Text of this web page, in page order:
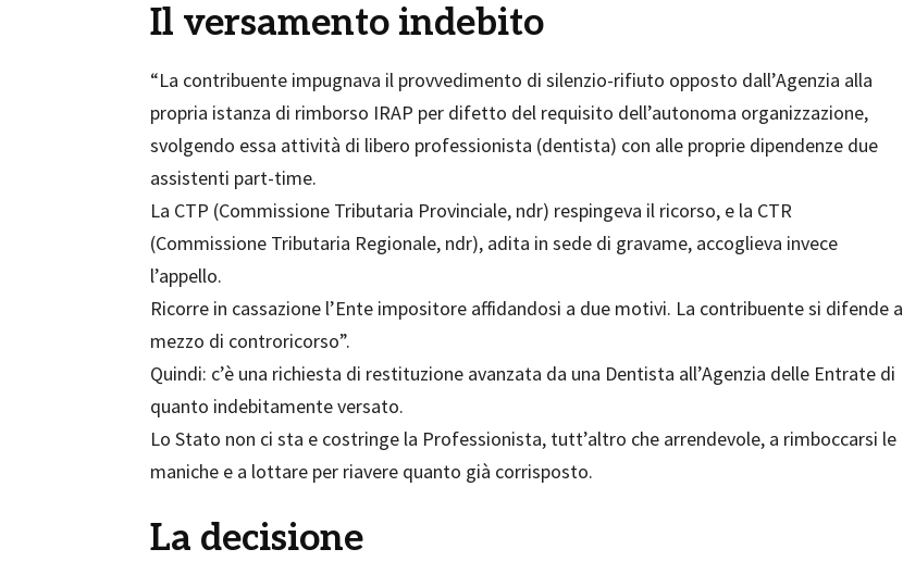
Il versamento indebito
“La contribuente impugnava il provvedimento di silenzio-rifiuto opposto dall’Agenzia alla
propria istanza di rimborso IRAP per difetto del requisito dell’autonoma organizzazione,
svolgendo essa attività di libero professionista (dentista) con alle proprie dipendenze due
assistenti part-time.
La CTP (Commissione Tributaria Provinciale, ndr) respingeva il ricorso, e la CTR
(Commissione Tributaria Regionale, ndr), adita in sede di gravame, accoglieva invece
l’appello.
Ricorre in cassazione l’Ente impositore affidandosi a due motivi. La contribuente si difende a
mezzo di controricorso”.
Quindi: c’è una richiesta di restituzione avanzata da una Dentista all’Agenzia delle Entrate di
quanto indebitamente versato.
Lo Stato non ci sta e costringe la Professionista, tutt’altro che arrendevole, a rimboccarsi le
maniche e a lottare per riavere quanto già corrisposto.
La decisione